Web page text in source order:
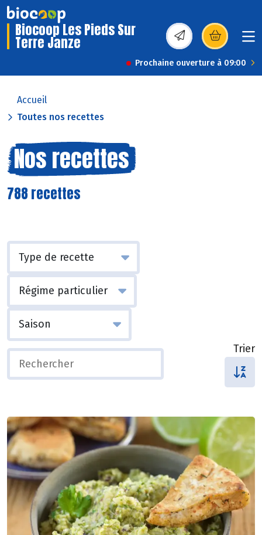
Biocoop Les Pieds Sur
Terre Janze (s’ouvre dans une
Prochaine ouverture à 09:00
Accueil
Toutes nos recettes
Nos recettes
788 recettes
Trier